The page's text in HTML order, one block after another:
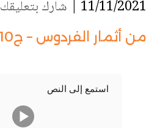
11/11/2021 | شارك بتعليقك
من أثمار الفردوس – ج10
استمع إلى النص